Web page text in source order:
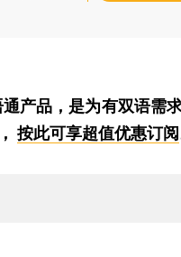
产品，是为有双语需
按此可享超值优惠订阅